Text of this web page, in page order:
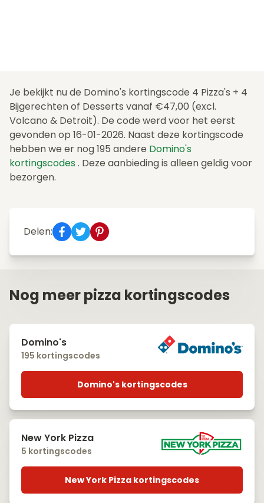
Je bekijkt nu de Domino's kortingscode 4 Pizza's + 4
Bijgerechten of Desserts vanaf €47,00 (excl.
Volcano & Detroit). De code werd voor het eerst
gevonden op 16-01-2026. Naast deze kortingscode
hebben we er nog 195 andere Domino's
kortingscodes . Deze aanbieding is alleen geldig voor
bezorgen.
Delen:
Nog meer pizza kortingscodes
Domino's
195 kortingscodes
Domino's kortingscodes
New York Pizza
5 kortingscodes
New York Pizza kortingscodes